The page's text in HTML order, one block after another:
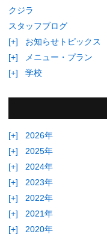
クジラ
スタッフブログ
[+]
お知らせトピックス
[+]
メニュー・プラン
[+]
学校
[+]
2026年
[+]
2025年
[+]
2024年
[+]
2023年
[+]
2022年
[+]
2021年
[+]
2020年